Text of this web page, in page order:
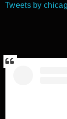
Tweets by